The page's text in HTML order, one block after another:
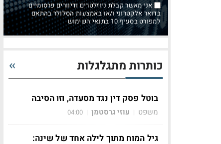
אני מאשר קבלת ניוזלטרים ודיוורים פרסומיים
בדואר אלקטרוני ו/או באמצעות הסלולר בהתאם
למפורט בסעיף 10 בתנאי השימוש
כותרות מתגלגלות
בוטל פסק דין נגד מסעדה, וזו הסיבה
משפט | עוזי גרסטמן |
04:00
גיל המוח מתוך לילה אחד של שינה: